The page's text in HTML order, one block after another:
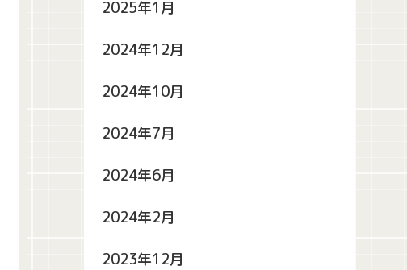
2025年1月
2024年12月
2024年10月
2024年7月
2024年6月
2024年2月
2023年12月